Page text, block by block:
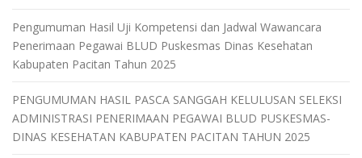
Pengumuman Hasil Uji Kompetensi dan Jadwal Wawancara
Penerimaan Pegawai BLUD Puskesmas Dinas Kesehatan
Kabupaten Pacitan Tahun 2025
PENGUMUMAN HASIL PASCA SANGGAH KELULUSAN SELEKSI
ADMINISTRASI PENERIMAAN PEGAWAI BLUD PUSKESMAS-
DINAS KESEHATAN KABUPATEN PACITAN TAHUN 2025